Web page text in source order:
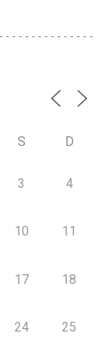
S D
3 4
10 11
17 18
24 25